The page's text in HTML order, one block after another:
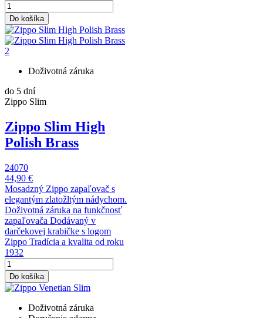
Do košíka
Doživotná záruka
do 5 dní
Zippo Slim
Zippo Slim High
Polish Brass
24070
44,90 €
Mosadzný Zippo zapaľovač s
elegantým zlatožltým nádychom.
Doživotná záruka na funkčnosť
zapaľovača Dodávaný v
darčekovej krabičke s logom
Zippo Tradícia a kvalita od roku
1932
Do košíka
Doživotná záruka